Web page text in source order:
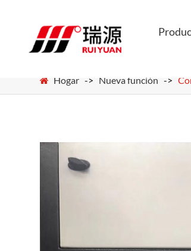
Hogar Nueva función